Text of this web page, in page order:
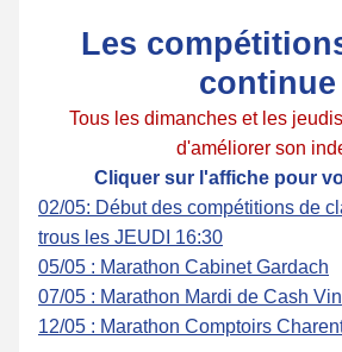
Les
continue
Tous les dimanches et les
d'améliorer son
Cliquer sur l'affiche pour
02/05: Début des compétitions de
trous les JEUDI 16:30
05/05 : Marathon Cabinet Gardach
07/05 : Marathon Mardi de Cash Vin
12/05 : Marathon Comptoirs